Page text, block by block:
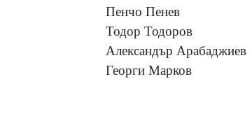
Пенчо Пенев
Тодор Тодоров
Александър Арабаджиев
Георги Марков